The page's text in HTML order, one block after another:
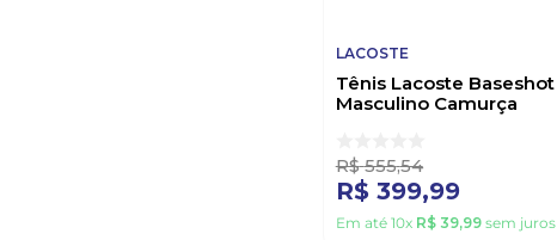
LACOSTE
Tênis Lacoste Baseshot
Masculino Camurça
R$ 555,54
R$ 399,99
Em até 10x R$ 39,99sem juros